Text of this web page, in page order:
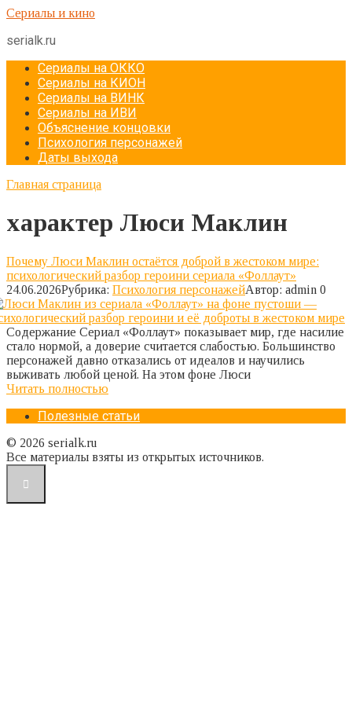
Перейти
контенту
Сериалы и кино
serialk.ru
Сериалы на ОККО
Сериалы на КИОН
Сериалы на ВИНК
Сериалы на ИВИ
Объяснение концовки
Психология персонажей
Даты выхода
Главная страница
характер Люси Маклин
Почему Люси Маклин остаётся доброй в жестоком мире:
психологический разбор героини сериала «Фоллаут»
24.06.2026Рубрика: Психология персонажейАвтор: admin 0
Содержание Сериал «Фоллаут» показывает мир, где насилие
стало нормой, а доверие считается слабостью. Большинство
персонажей давно отказались от идеалов и научились
выживать любой ценой. На этом фоне Люси
Читать полностью
Полезные статьи
© 2026 serialk.ru
Все материалы взяты из открытых источников.